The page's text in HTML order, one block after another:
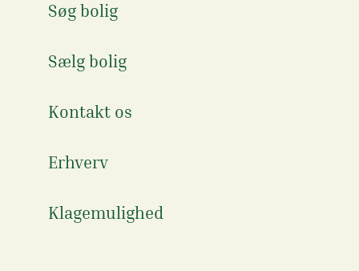
Søg bolig
Sælg bolig
Kontakt os
Erhverv
Klagemulighed